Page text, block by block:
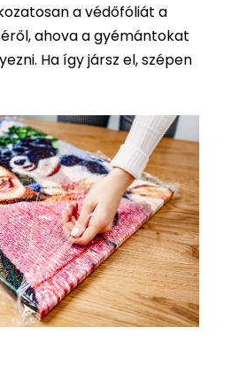
a védőfóliát a
ahova a gyémántokat
Ha így jársz el, szépen